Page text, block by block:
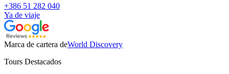
+386 51 282 040
Ya de viaje
Marca de cartera deWorld Discovery
Tours Destacados